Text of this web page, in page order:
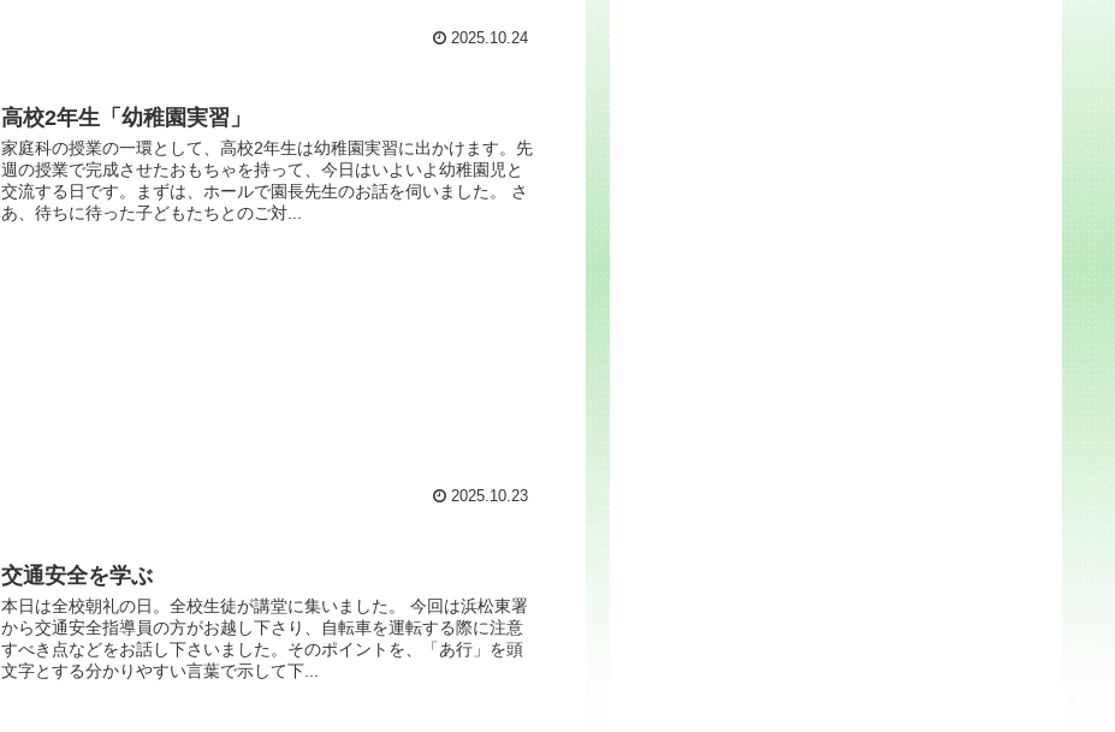
2025.10.24
高校2年生「幼稚園実習」
家庭科の授業の一環として、高校2年生は幼稚園実習に出かけます。先
週の授業で完成させたおもちゃを持って、今日はいよいよ幼稚園児と
交流する日です。まずは、ホールで園長先生のお話を伺いました。 さ
あ、待ちに待った子どもたちとのご対...
2025.10.23
交通安全を学ぶ
本日は全校朝礼の日。全校生徒が講堂に集いました。 今回は浜松東署
から交通安全指導員の方がお越し下さり、自転車を運転する際に注意
すべき点などをお話し下さいました。そのポイントを、「あ行」を頭
文字とする分かりやすい言葉で示して下...